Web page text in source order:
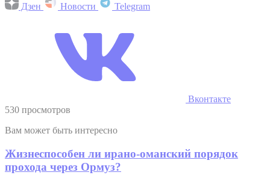
Дзен Новости Telegram
Вконтакте
530 просмотров
Вам может быть интересно
Жизнеспособен ли ирано-оманский порядок
прохода через Ормуз?